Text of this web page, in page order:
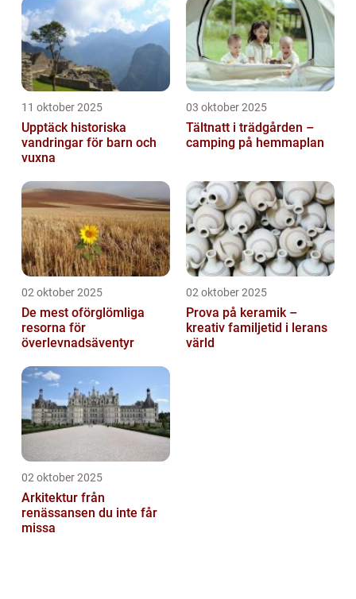
11 oktober 2025
Upptäck historiska
vandringar för barn och
vuxna
03 oktober 2025
Tältnatt i trädgården –
camping på hemmaplan
02 oktober 2025
De mest oförglömliga
resorna för
överlevnadsäventyr
02 oktober 2025
Prova på keramik –
kreativ familjetid i lerans
värld
02 oktober 2025
Arkitektur från
renässansen du inte får
missa